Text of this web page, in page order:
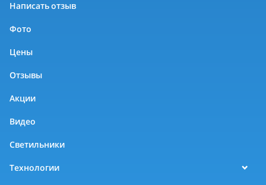
Написать отзыв
Фото
Цены
Отзывы
Акции
Видео
Светильники
Технологии